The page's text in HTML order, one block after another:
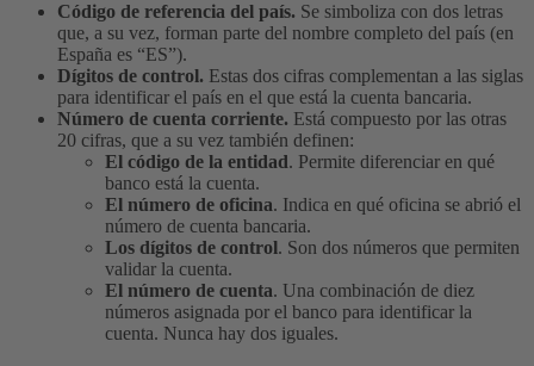
Código de referencia del país. Se simboliza con dos letras
que, a su vez, forman parte del nombre completo del país (en
España es “ES”).
Dígitos de control. Estas dos cifras complementan a las siglas
para identificar el país en el que está la cuenta bancaria.
Número de cuenta corriente. Está compuesto por las otras
20 cifras, que a su vez también definen:
El código de la entidad. Permite diferenciar en qué
banco está la cuenta.
El número de oficina. Indica en qué oficina se abrió el
número de cuenta bancaria.
Los dígitos de control. Son dos números que permiten
validar la cuenta.
El número de cuenta. Una combinación de diez
números asignada por el banco para identificar la
cuenta. Nunca hay dos iguales.